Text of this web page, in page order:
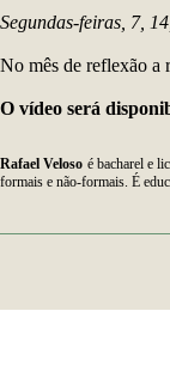
Segundas-feiras, 7,
No mês de reflexão a
O vídeo será
Rafael Veloso é bacharel e
formais e não-formais. É